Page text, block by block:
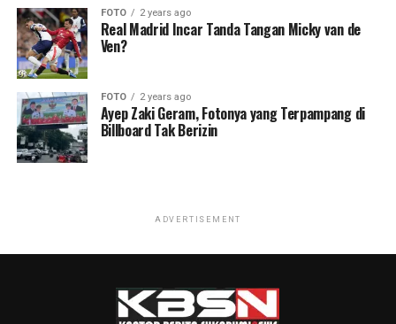
FOTO 2 years ago
Real Madrid Incar Tanda Tangan Micky van de
Ven?
FOTO 2 years ago
Ayep Zaki Geram, Fotonya yang Terpampang di
Billboard Tak Berizin
ADVERTISEMENT